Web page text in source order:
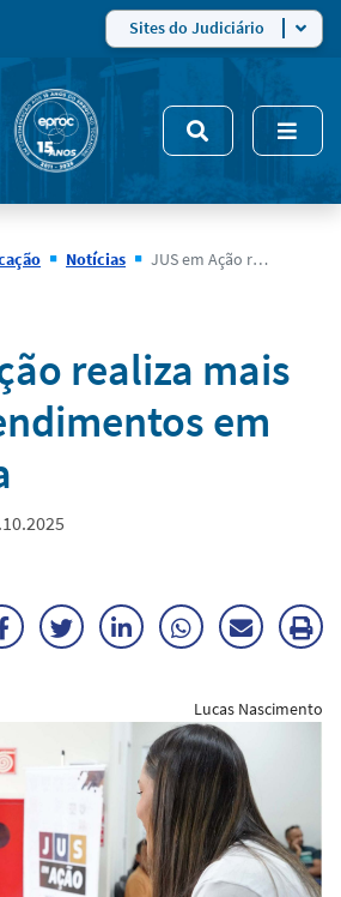
site
5
Sites do Judiciário
Notícias JUS em Ação realiza mais de 200 atendimentos em Arapoema
realiza mais
em
FacebookTwitterLinkedInWhatsApp
Enviar
E-
Lucas Nascimento